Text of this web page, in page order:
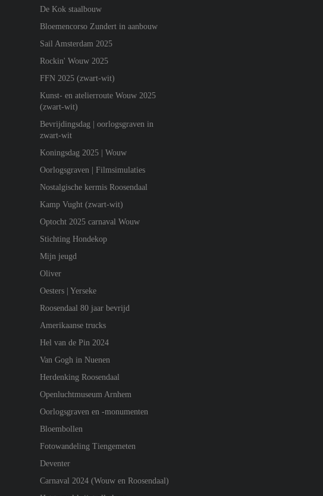
De Kok staalbouw
Bloemencorso Zundert in aanbouw
Sail Amsterdam 2025
Rockin' Wouw 2025
FFN 2025 (zwart-wit)
Kunst- en atelierroute Wouw 2025
(zwart-wit)
Bevrijdingsdag | oorlogsgraven in
zwart-wit
Koningsdag 2025 | Wouw
Oorlogsgraven | Filmsimulaties
Nostalgische kermis Roosendaal
Kamp Vught (zwart-wit)
Optocht 2025 carnaval Wouw
Stichting Hondekop
Mijn jeugd
Oliver
Oesters | Yerseke
Roosendaal 80 jaar bevrijd
Amerikaanse trucks
Hel van de Pin 2024
Van Gogh in Nuenen
Herdenking Roosendaal
Openluchtmuseum Arnhem
Oorlogsgraven en -monumenten
Bloembollen
Fotowandeling Tiengemeten
Deventer
Carnaval 2024 (Wouw en Roosendaal)